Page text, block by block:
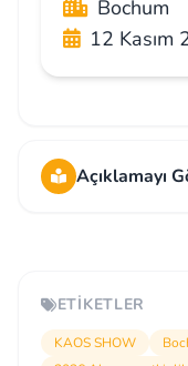
Bochum
12 Kasım
Açıklamayı
ETIKETLER
KAOS SHOW